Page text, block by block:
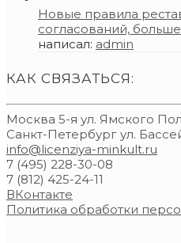
Новые правила
согласований,
написал: admin
КАК СВЯЗАТЬСЯ:
Москва 5-я ул. Ямского
Санкт-Петербург ул.
info@licenziya-minkult.ru
7 (495) 228-30-08
7 (812) 425-24-11
ВКонтакте
Политика обработки